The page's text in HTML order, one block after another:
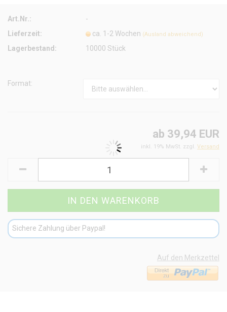
Art.Nr.:
-
Lieferzeit:
ca. 1-2 Wochen (Ausland abweichend)
Lagerbestand: 10000Stück
Format:
ab 39,94 EUR
inkl. 19% MwSt. zzgl. Versand
Sichere Zahlung über Paypal!
Auf den Merkzettel